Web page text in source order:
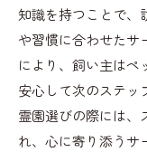
知識を持つことで、
や習慣に合わせたサ
により、飼い主はペ
安心して次のステッ
霊園選びの際には、
れ、心に寄り添うサ